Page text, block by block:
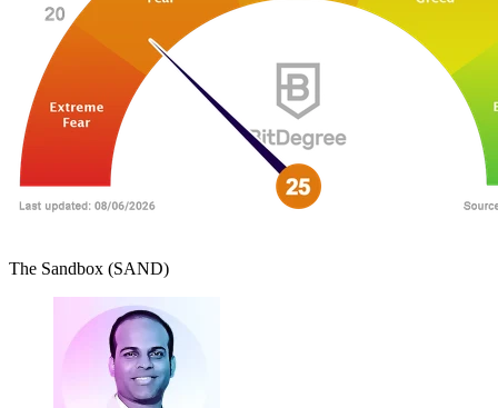
The Sandbox (SAND)